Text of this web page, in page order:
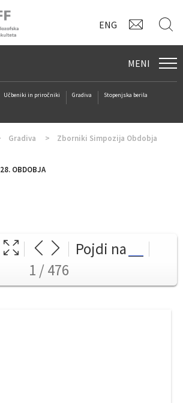
ENG
MENI
Učbeniki in priročniki Gradiva
Stopenjska berila
Gradiva Zborniki Simpozija Obdobja
28. OBDOBJA
Pojdi na
1 / 476